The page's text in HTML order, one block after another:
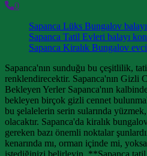
0
Sapanca Lüks Bungalov
Sapanca Tatil Evleri balayı
Sapanca Kiralık Bungalov
Sapanca'nın sunduğu bu çeşitlilik,
renklendirecektir. Sapanca'nın Gizli
Bekleyen Yerler Sapanca'nın
bekleyen birçok gizli cennet
bu şelalelerin serin sularında
olacaktır. Sapanca'da kiralık
gereken bazı önemli noktalar
kenarında mı, orman içinde mi,
istediğinizi belirleyin. **Sapanca